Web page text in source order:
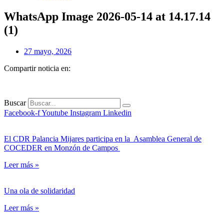
WhatsApp Image 2026-05-14 at 14.17.14
(1)
27 mayo, 2026
Compartir noticia en:
Buscar
Facebook-fYoutube Instagram Linkedin
El CDR Palancia Mijares participa en la Asamblea General de
COCEDER en Monzón de Campos
Leer más »
Una ola de solidaridad
Leer más »